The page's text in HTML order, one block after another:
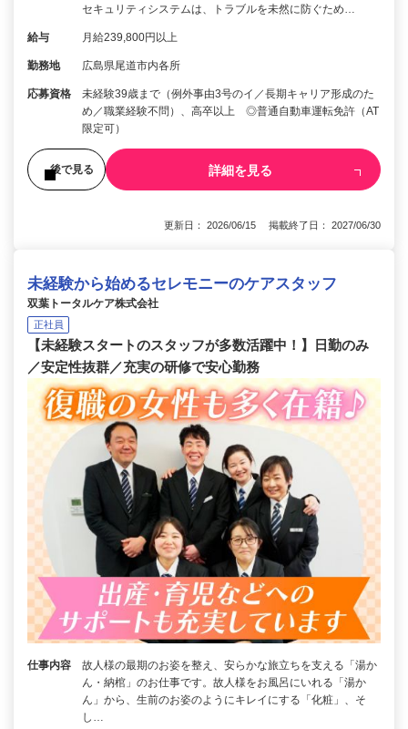
セキュリティシステムは、トラブルを未然に防ぐため…
給与 月給239,800円以上
勤務地 広島県尾道市内各所
応募資格
未経験39歳まで（例外事由3号のイ／長期キャリア形成のた
め／職業経験不問）、高卒以上 ◎普通自動車運転免許（AT
限定可）
後で見る 詳細を見る
更新日： 2026/06/15 掲載終了日： 2027/06/30
未経験から始めるセレモニーのケアスタッフ
双葉トータルケア株式会社
正社員
【未経験スタートのスタッフが多数活躍中！】日勤のみ
／安定性抜群／充実の研修で安心勤務
仕事内容
故人様の最期のお姿を整え、安らかな旅立ちを支える「湯か
ん・納棺」のお仕事です。故人様をお風呂にいれる「湯か
ん」から、生前のお姿のようにキレイにする「化粧」、そ
し…